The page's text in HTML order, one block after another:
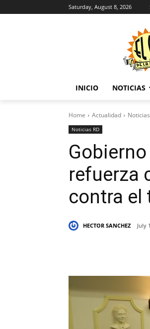
Saturday, August 8, 2026
INICIO NOTICIAS
Home Actualidad
Noticias RD
refuerza
contra el
HECTOR SANCHEZ July